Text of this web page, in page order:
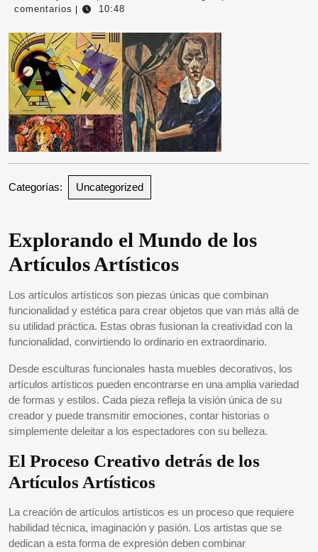
mayo
comentarios
10:48
Categorías: Uncategorized
Explorando el Mundo de los
Artículos Artísticos
Los artículos artísticos son piezas únicas que combinan
funcionalidad y estética para crear objetos que van más allá de
su utilidad práctica. Estas obras fusionan la creatividad con la
funcionalidad, convirtiendo lo ordinario en extraordinario.
Desde esculturas funcionales hasta muebles decorativos, los
artículos artísticos pueden encontrarse en una amplia variedad
de formas y estilos. Cada pieza refleja la visión única de su
creador y puede transmitir emociones, contar historias o
simplemente deleitar a los espectadores con su belleza.
El Proceso Creativo detrás de los
Artículos Artísticos
La creación de artículos artísticos es un proceso que requiere
habilidad técnica, imaginación y pasión. Los artistas que se
dedican a esta forma de expresión deben combinar